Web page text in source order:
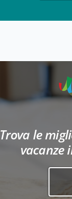
Trova le
vacanze